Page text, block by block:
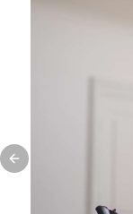
Previous slide